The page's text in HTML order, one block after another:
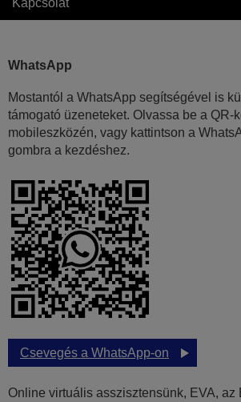
Kapcsolat
WhatsApp
Mostantól a WhatsApp segítségével is
támogató üzeneteket. Olvassa be a QR-
mobileszközén, vagy kattintson a
gombra a kezdéshez.
Csevegés a WhatsApp-on
Online virtuális asszisztensünk, EVA, az